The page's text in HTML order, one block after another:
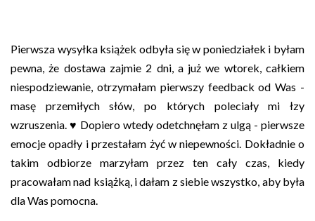
Pierwsza wysyłka książek odbyła się w poniedziałek i byłam
pewna, że dostawa zajmie 2 dni, a już we wtorek, całkiem
niespodziewanie, otrzymałam pierwszy feedback od Was -
masę przemiłych słów, po których poleciały mi łzy
wzruszenia. ♥ Dopiero wtedy odetchnęłam z ulgą - pierwsze
emocje opadły i przestałam żyć w niepewności. Dokładnie o
takim odbiorze marzyłam przez ten cały czas, kiedy
pracowałam nad książką, i dałam z siebie wszystko, aby była
dla Was pomocna.